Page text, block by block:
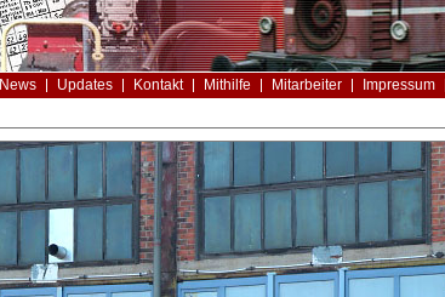
News Updates Kontakt Mithilfe Mitarbeiter Impressum